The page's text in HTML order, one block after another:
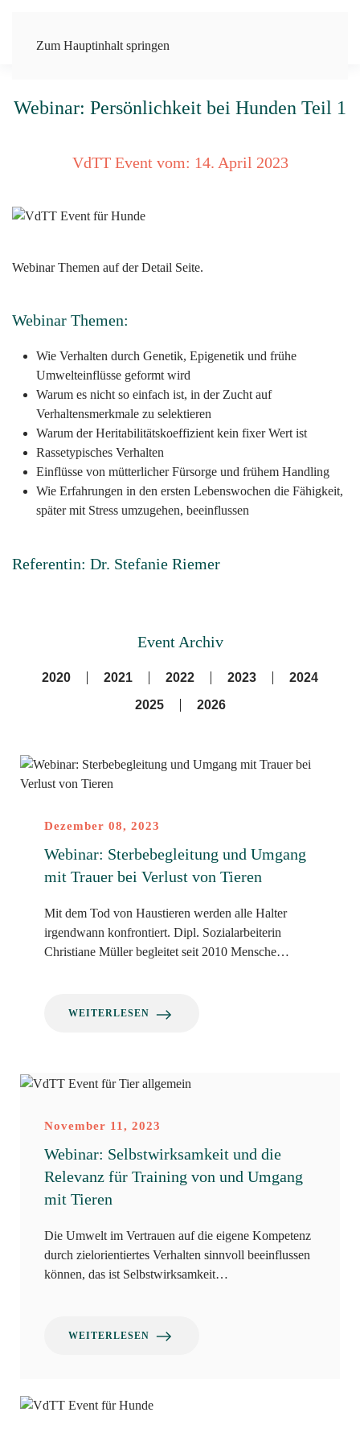
Zum Hauptinhalt springen
Webinar: Persönlichkeit bei Hunden Teil 1
VdTT Event vom: 14. April 2023
Webinar Themen auf der Detail Seite.
Webinar Themen:
Wie Verhalten durch Genetik, Epigenetik und frühe
Umwelteinflüsse geformt wird
Warum es nicht so einfach ist, in der Zucht auf
Verhaltensmerkmale zu selektieren
Warum der Heritabilitätskoeffizient kein fixer Wert ist
Rassetypisches Verhalten
Einflüsse von mütterlicher Fürsorge und frühem Handling
Wie Erfahrungen in den ersten Lebenswochen die Fähigkeit,
später mit Stress umzugehen, beeinflussen
Referentin: Dr. Stefanie Riemer
Event Archiv
2020 2021 2022 2023
2024
2025
2026
Dezember 08, 2023
Webinar: Sterbebegleitung und Umgang
mit Trauer bei Verlust von Tieren
Mit dem Tod von Haustieren werden alle Halter
irgendwann konfrontiert. Dipl. Sozialarbeiterin
Christiane Müller begleitet seit 2010 Mensche…
WEITERLESEN
November 11, 2023
Webinar: Selbstwirksamkeit und die
Relevanz für Training von und Umgang
mit Tieren
Die Umwelt im Vertrauen auf die eigene Kompetenz
durch zielorientiertes Verhalten sinnvoll beeinflussen
können, das ist Selbstwirksamkeit…
WEITERLESEN